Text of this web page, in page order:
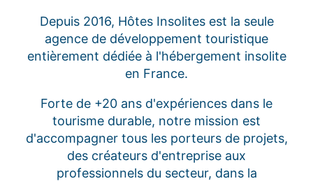
Depuis 2016, Hôtes Insolites est la seule
agence de développement touristique
entièrement dédiée à l'hébergement insolite
en France.
Forte de +20 ans d'expériences dans le
tourisme durable, notre mission est
d'accompagner tous les porteurs de projets,
des créateurs d'entreprise aux
professionnels du secteur, dans la